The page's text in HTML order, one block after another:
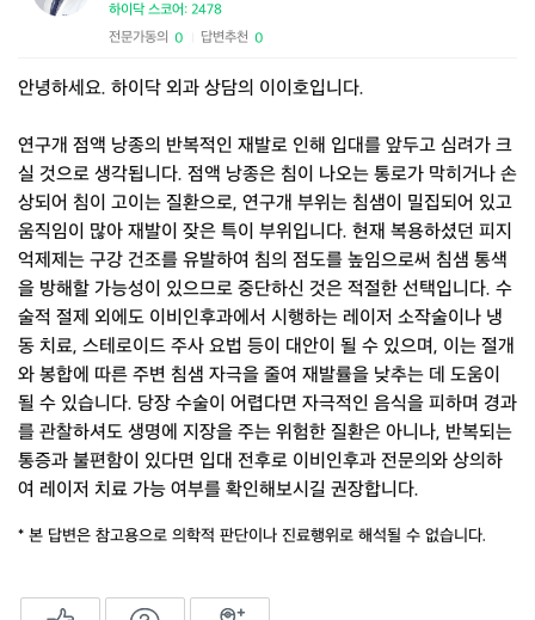
하이닥 스코어: 2478
전문가동의 0 답변추천 0
안녕하세요. 하이닥 외과 상담의 이이호입니다.
연구개 점액 낭종의 반복적인 재발로 인해 입대를 앞두고 심려가 크
실 것으로 생각됩니다. 점액 낭종은 침이 나오는 통로가 막히거나 손
상되어 침이 고이는 질환으로, 연구개 부위는 침샘이 밀집되어 있고
움직임이 많아 재발이 잦은 특이 부위입니다. 현재 복용하셨던 피지
억제제는 구강 건조를 유발하여 침의 점도를 높임으로써 침샘 통색
을 방해할 가능성이 있으므로 중단하신 것은 적절한 선택입니다. 수
술적 절제 외에도 이비인후과에서 시행하는 레이저 소작술이나 냉
동 치료, 스테로이드 주사 요법 등이 대안이 될 수 있으며, 이는 절개
와 봉합에 따른 주변 침샘 자극을 줄여 재발률을 낮추는 데 도움이
될 수 있습니다. 당장 수술이 어렵다면 자극적인 음식을 피하며 경과
를 관찰하셔도 생명에 지장을 주는 위험한 질환은 아니나, 반복되는
통증과 불편함이 있다면 입대 전후로 이비인후과 전문의와 상의하
여 레이저 치료 가능 여부를 확인해보시길 권장합니다.
* 본 답변은 참고용으로 의학적 판단이나 진료행위로 해석될 수 없습니다.